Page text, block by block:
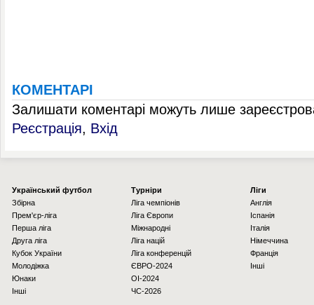
КОМЕНТАРІ
Залишати коментарі можуть лише
Реєстрація, Вхід
Українcький футбол
Збірна
Прем'єр-ліга
Перша ліга
Друга ліга
Кубок України
Молодіжка
Юнаки
Інші
Турніри
Ліга чемпіонів
Ліга Європи
Міжнародні
Ліга націй
Ліга конференцій
ЄВРО-2024
OI-2024
ЧС-2026
Ліги
Англія
Іспанія
Італія
Німеччина
Франція
Інші